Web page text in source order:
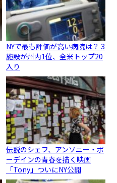
NYで最も評価が高い病院は？ 3
施設が州内1位、全米トップ20
入り
伝説のシェフ、アンソニー・ボ
ーデインの青春を描く映画
「Tony」ついにNY公開